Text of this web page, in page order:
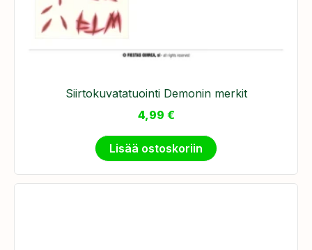
Siirtokuvatatuointi Demonin merkit
4,99 €
Lisää ostoskoriin